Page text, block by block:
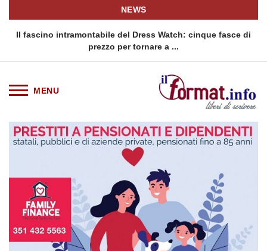
NEWS
Il fascino intramontabile del Dress Watch: cinque fasce di
prezzo per tornare a ...